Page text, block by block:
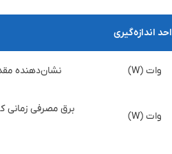
اندازه‌گیری
وات (W) نشان‌دهنده
وات (W)
برق مصرفی زمانی